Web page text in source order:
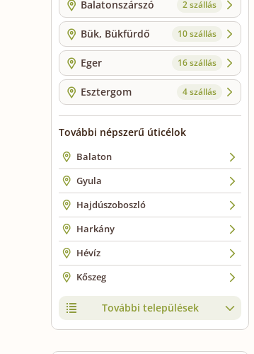
Balatonszárszó
2 szállás
Bük, Bükfürdő 10 szállás
Eger 16 szállás
Esztergom 4 szállás
További népszerű úticélok
Balaton
Gyula
Hajdúszoboszló
Harkány
Hévíz
Kőszeg
További települések